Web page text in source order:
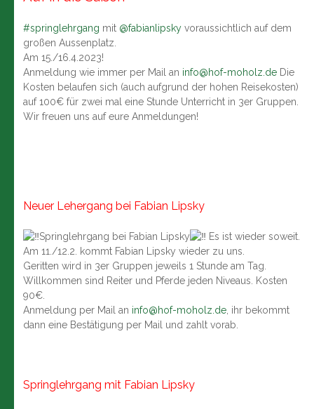
#springlehrgang mit @fabianlipsky voraussichtlich auf dem
großen Aussenplatz.
Am 15./16.4.2023!
Anmeldung wie immer per Mail an info@hof-moholz.de Die
Kosten belaufen sich (auch aufgrund der hohen Reisekosten)
auf 100€ für zwei mal eine Stunde Unterricht in 3er Gruppen.
Wir freuen uns auf eure Anmeldungen!
Neuer Lehergang bei Fabian Lipsky
Springlehrgang bei Fabian Lipsky
Es ist wieder soweit.
Am 11./12.2. kommt Fabian Lipsky wieder zu uns.
Geritten wird in 3er Gruppen jeweils 1 Stunde am Tag.
Willkommen sind Reiter und Pferde jeden Niveaus. Kosten
90€.
Anmeldung per Mail an info@hof-moholz.de, ihr bekommt
dann eine Bestätigung per Mail und zahlt vorab.
Springlehrgang mit Fabian Lipsky